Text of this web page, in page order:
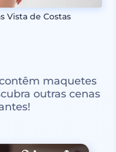
Vista de Costas
maquetes
outras cenas